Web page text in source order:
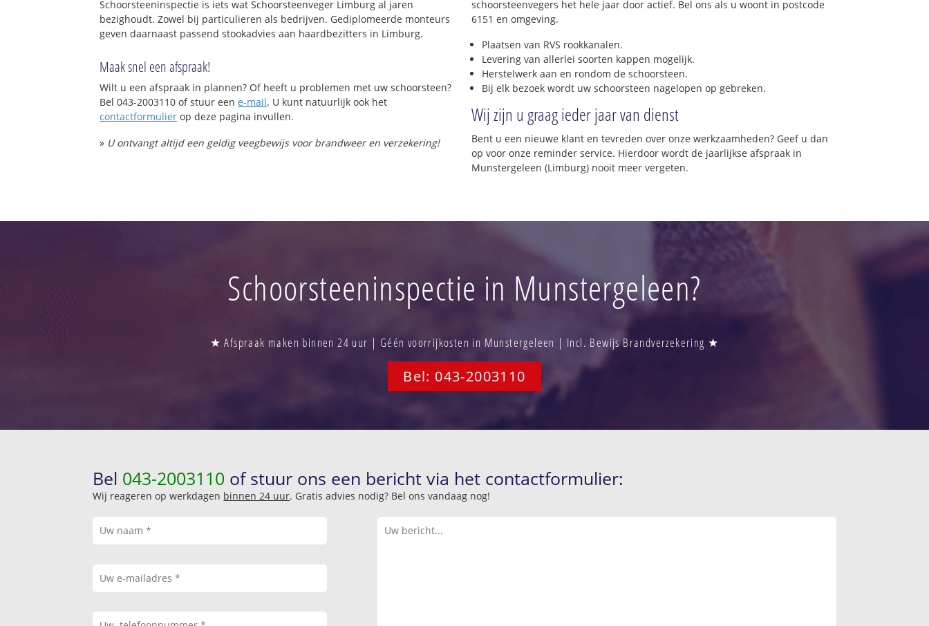
Schoorsteeninspectie is iets wat Schoorsteenveger Limburg al jaren
bezighoudt. Zowel bij particulieren als bedrijven. Gediplomeerde monteurs
geven daarnaast passend stookadvies aan haardbezitters in Limburg.
Maak snel een afspraak!
Wilt u een afspraak in plannen? Of heeft u problemen met uw schoorsteen?
Bel 043-2003110 of stuur eene-mail. U kunt natuurlijk ook het
contactformulier op deze pagina invullen.
» U ontvangt altijd een geldig veegbewijs voor brandweer en verzekering!
schoorsteenvegers het hele jaar door actief. Bel ons als u woont in postcode
6151 en omgeving.
Plaatsen van RVS rookkanalen.
Levering van allerlei soorten kappen mogelijk.
Herstelwerk aan en rondom de schoorsteen.
Bij elk bezoek wordt uw schoorsteen nagelopen op gebreken.
Wij zijn u graag ieder jaar van dienst
Bent u een nieuwe klant en tevreden over onze werkzaamheden? Geef u dan
op voor onze reminder service. Hierdoor wordt de jaarlijkse afspraak in
Munstergeleen (Limburg) nooit meer vergeten.
Schoorsteeninspectie in Munstergeleen?
★ Afspraak maken binnen 24 uur | Géén voorrijkosten in Munstergeleen | Incl. Bewijs Brandverzekering ★
Bel: 043-2003110
Bel 043-2003110 of stuur ons een bericht via het contactformulier:
Wij reageren op werkdagen binnen 24 uur. Gratis advies nodig? Bel ons vandaag nog!